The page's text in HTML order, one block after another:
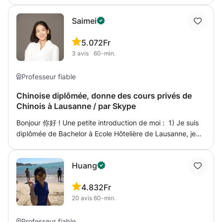
formulation et vocabulaire chinois. Après chaque cours,
vous recevrez un résumé personnalisé pour consolider
vos acquis. 2).HSK Standard Course 1-6 : Prêt à relever
le défi du HSK ? Que ce soit pour décrocher une place
dans les meilleures écoles, booster votre CV ou
simplement pour relever un défi personnel, je suis là pour
éprouvée et mon soutien personnalisé, vous serez prêt à
décrocher une super note au HSK:) 3).Soutien Scolaire :
Tu te sens un peu perdu dans les méandres du mandarin
scolaire ? Je comprends les défis auxquels tu pourrais
être confronté. Que tu sois au collège, au lycée ou même
à l'université, ensemble, nous travaillerons sur tes devoirs,
pour que les bonnes notes deviennent la norme ! 4).
Cours de Chinois pour Enfants ( chaque séance 30 mins)
Offrez à votre enfant une expérience d'apprentissage
ludique et enrichissante avec mes cours de chinois
adaptés aux plus jeunes ! Chaque enfant étant unique, je
commodité des cours en ligne, je propose des horaires
flexibles et une classe virtuelle conviviale qui rend
l'apprentissage à domicile facile et agréable. Si vous
préférez les cours en présentiel, je me ferai un plaisir de
me déplacer à votre domicile ou votre bureau à Delémont.
with the HSK syllabus, exam format, and key learning
strategies. My teaching approach focuses on: Clear
Progression by Level Step-by-step learning from
vocabulary and grammar to sentence structure and
Exam-Oriented Training Targeted practice with real HSK-
to help students improve accuracy and confidence.
Speaking & Practical Communication I go beyond the
textbook by incorporating real-life conversations, helping
students use Chinese naturally and effectively.
and learning style, whether you aim to pass the exam,
improve daily communication, or build long-term language
skills. Supportive & Encouraging Environment I provide
clear explanations, structured materials, and continuous
feedback to ensure steady progress. Whether you are
preparing for an exam or starting your Chinese learning
journey, you can feel confident learning with me. I will
Saimei
5.0
3 avis
72Fr
60-min.
Professeur fiable
Chinoise diplômée, donne des cours privés de
Chinois à Lausanne / par Skype
Bonjour 你好 ! Une petite introduction de moi : 1) Je suis
diplômée de Bachelor à Ecole Hôtelière de Lausanne, je
parfaitement le Chinois. De plus, je possède plus de 5 ans
d’années d’expérience dans l’enseignement du chinois,
l’anglais ainsi que le français. 3) J’ai expérience d’être une
interprète entre chinois et français pendant l'été de 2015-
Huang
4.8
20 avis
32Fr
60-min.